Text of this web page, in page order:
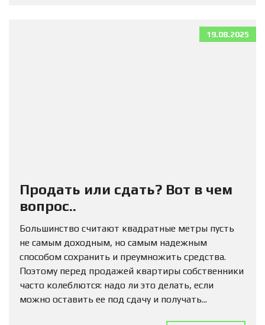
19.08.2025
Продать или сдать? Вот в чем
вопрос..
Большинство считают квадратные метры пусть
не самым доходным, но самым надежным
способом сохранить и преумножить средства.
Поэтому перед продажей квартиры собственники
часто колеблются: надо ли это делать, если
можно оставить ее под сдачу и получать...